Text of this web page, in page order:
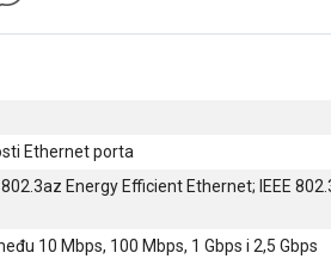
Ethernet porta
802.3az Energy Efficient Ethernet; IEEE
10 Mbps, 100 Mbps, 1 Gbps i 2,5 Gbps